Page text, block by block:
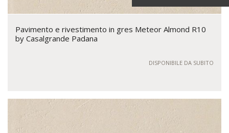
Pavimento e rivestimento in gres Meteor Almond R10
by Casalgrande Padana
DISPONIBILE DA SUBITO